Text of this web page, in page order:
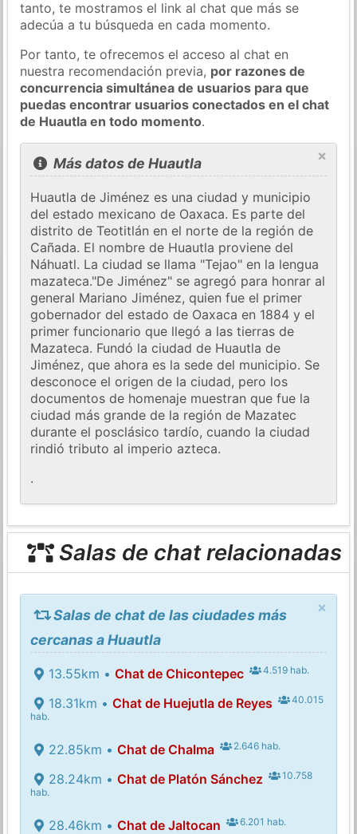
tanto, te mostramos el link al chat que más se
adecúa a tu búsqueda en cada momento.
Por tanto, te ofrecemos el acceso al chat en
nuestra recomendación previa, por razones de
concurrencia simultánea de usuarios para que
puedas encontrar usuarios conectados en el chat
de Huautla en todo momento.
×
Más datos de Huautla
Huautla de Jiménez es una ciudad y municipio
del estado mexicano de Oaxaca. Es parte del
distrito de Teotitlán en el norte de la región de
Cañada. El nombre de Huautla proviene del
Náhuatl. La ciudad se llama "Tejao" en la lengua
mazateca."De Jiménez" se agregó para honrar al
general Mariano Jiménez, quien fue el primer
gobernador del estado de Oaxaca en 1884 y el
primer funcionario que llegó a las tierras de
Mazateca. Fundó la ciudad de Huautla de
Jiménez, que ahora es la sede del municipio. Se
desconoce el origen de la ciudad, pero los
documentos de homenaje muestran que fue la
ciudad más grande de la región de Mazatec
durante el posclásico tardío, cuando la ciudad
rindió tributo al imperio azteca.
.
Salas de chat relacionadas
×
Salas de chat de las ciudades más
cercanas a Huautla
13.55km • Chat de Chicontepec 4.519 hab.
18.31km • Chat de Huejutla de Reyes
40.015
hab.
22.85km • Chat de Chalma 2.646 hab.
28.24km • Chat de Platón Sánchez
10.758
hab.
28.46km • Chat de Jaltocan 6.201 hab.